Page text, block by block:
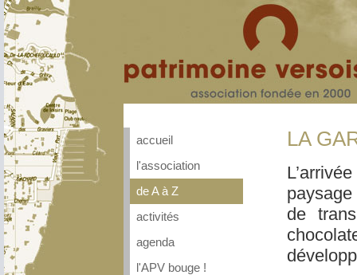
accueil
l'association
de A à Z
activités
agenda
l'APV bouge !
LA
de